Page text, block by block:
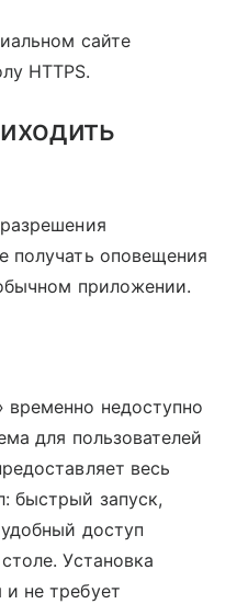
сайте
HTTPS.
получать оповещения
приложении.
временно недоступно
для пользователей
весь
быстрый запуск,
доступ
Установка
не требует